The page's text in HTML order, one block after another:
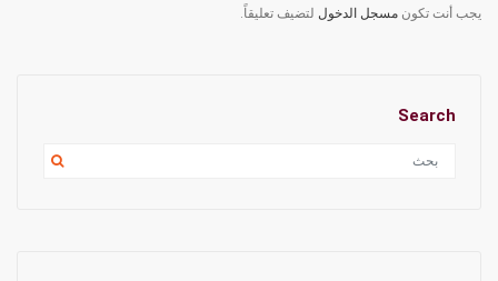
يجب أنت تكون مسجل الدخول لتضيف تعليقاً.
Search